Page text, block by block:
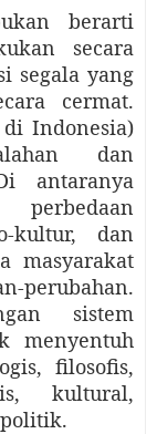
berarti
secara
segala yang
cermat.
Indonesia)
dan
antaranya
perbedaan
kultur, dan
masyarakat
perubahan.
sistem
menyentuh
filosofis,
kultural,